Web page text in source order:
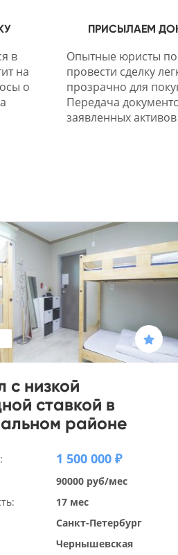
в
на
о
ПРИСЫЛАЕМ
Опытные юристы
провести сделку
прозрачно для
Передача
заявленных активов
с низкой
ставкой в
районе
1 500 000 ₽
90000 руб/мес
17 мес
Санкт-Петербург
Чернышевская